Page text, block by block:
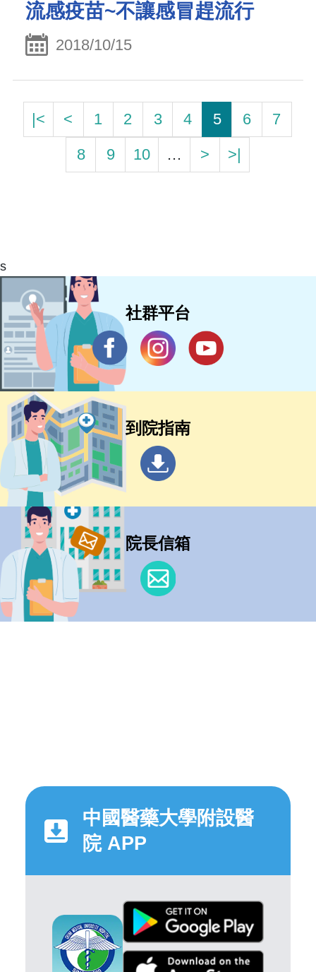
流感疫苗~不讓感冒趕流行
2018/10/15
|< < 1 2 3 4 5 6
7
8
9 10 … > >|
s
社群平台
到院指南
院長信箱
中國醫藥大學附設醫
院 APP